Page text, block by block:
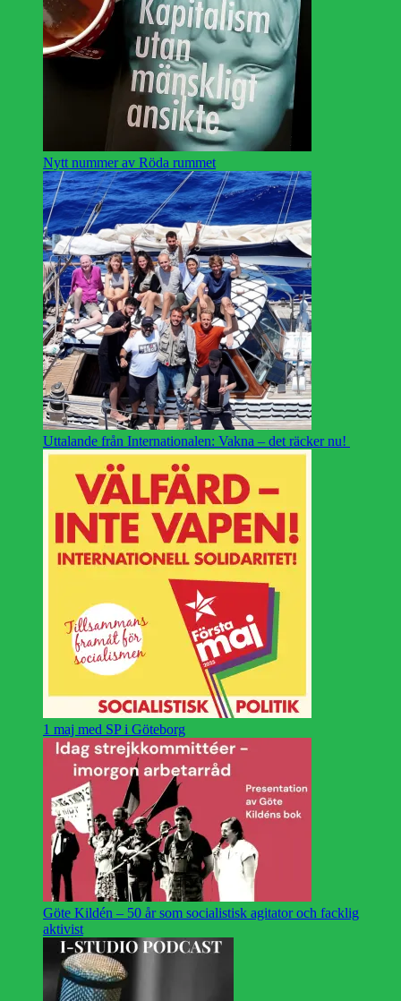
Nytt nummer av Röda rummet
Uttalande från Internationalen: Vakna – det räcker nu!
1 maj med SP i Göteborg
Göte Kildén – 50 år som socialistisk agitator och facklig
aktivist